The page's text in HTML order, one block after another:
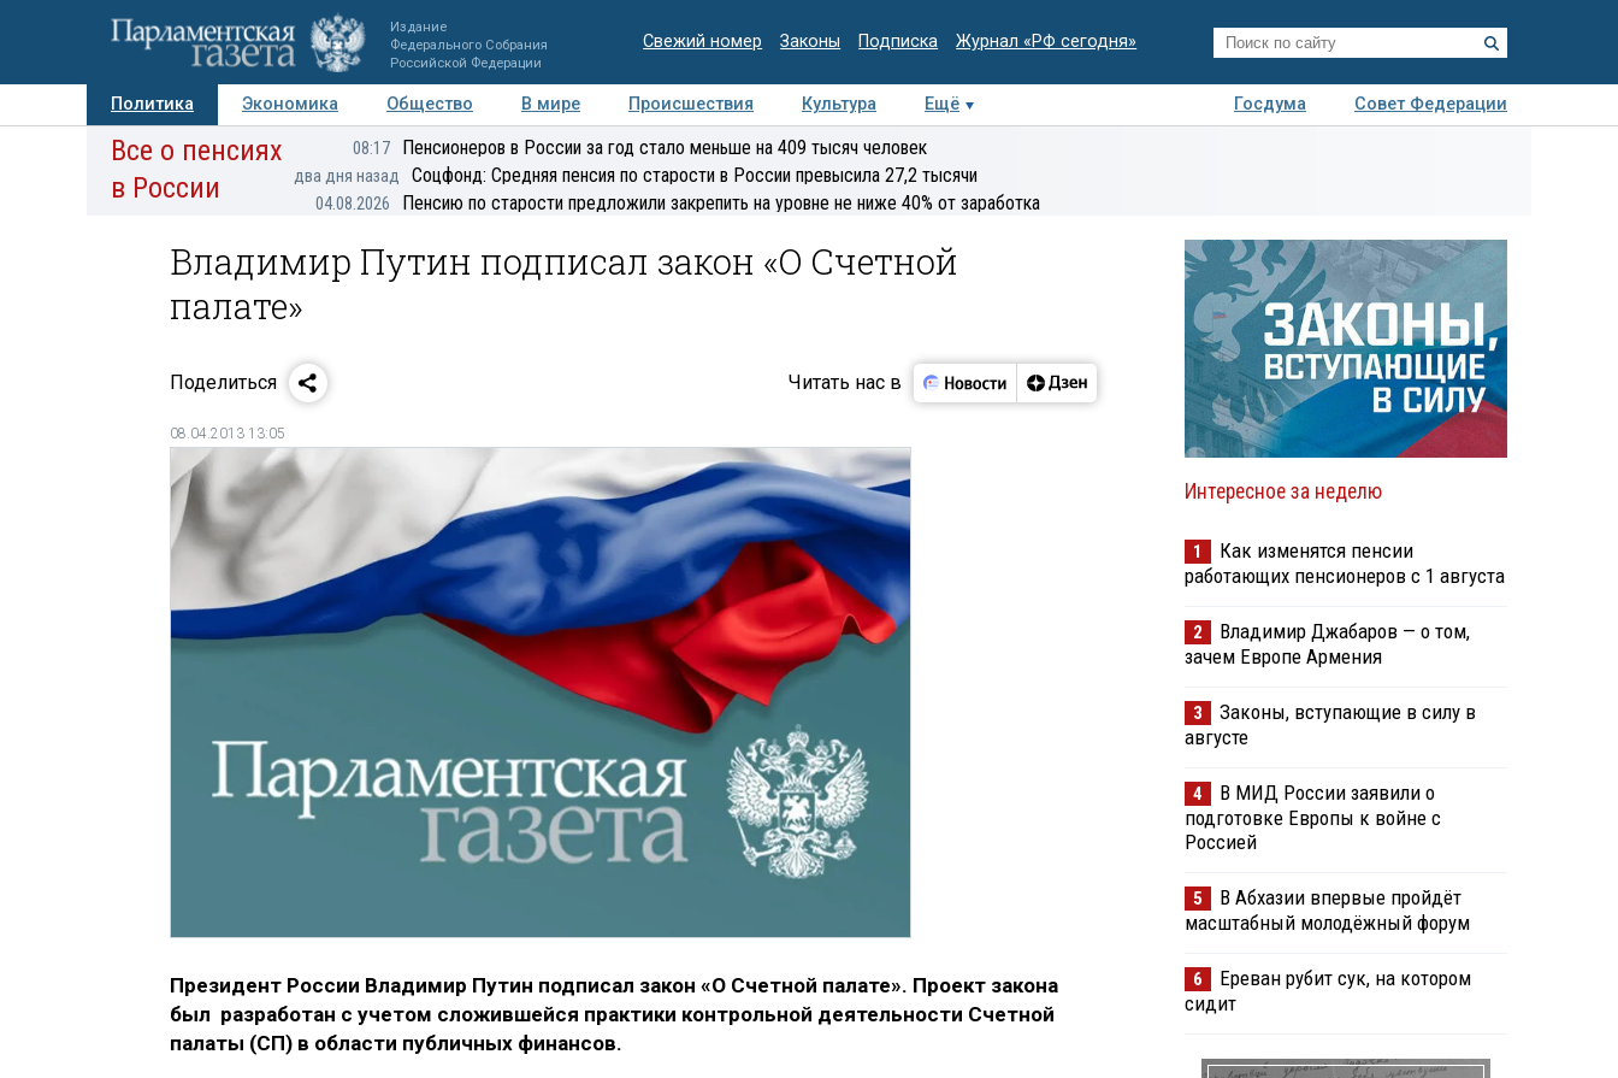
Издание
Федерального Собрания
Российской Федерации
Свежий номер Законы Подписка Журнал «РФ сегодня»
Политика Экономика Общество В мире Происшествия Культура Ещё Госдума
Совет Федерации
Авторы Персоны Мнения Регионы Медиацентр Интервью Колумнисты
Все о пенсиях
в России
08:17 Пенсионеров в России за год стало меньше на 409 тысяч человек
два дня назад Соцфонд: Средняя пенсия по старости в России превысила 27,2 тысячи
04.08.2026 Пенсию по старости предложили закрепить на уровне не ниже 40% от заработка
Владимир Путин подписал закон «О Счетной
палате»
Поделиться Читать нас в
08.04.2013 13:05
Президент России Владимир Путин подписал закон «О Счетной палате». Проект закона
был разработан с учетом сложившейся практики контрольной деятельности Счетной
палаты (СП) в области публичных финансов.
Интересное за неделю
1
Как изменятся пенсии
работающих пенсионеров с 1 августа
2
Владимир Джабаров — о том,
зачем Европе Армения
3
Законы, вступающие в силу в
августе
4
В МИД России заявили о
подготовке Европы к войне с
Россией
5
В Абхазии впервые пройдёт
масштабный молодёжный форум
6
Ереван рубит сук, на котором
сидит